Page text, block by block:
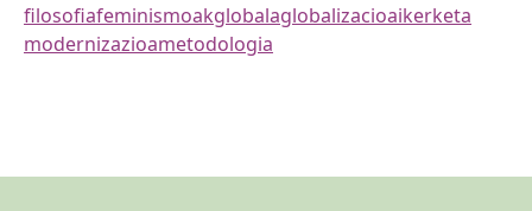
filosofiafeminismoakglobalaglobalizacioaikerketa
modernizazioametodologia